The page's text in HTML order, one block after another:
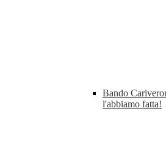
Bando
l'abbiamo fatta!